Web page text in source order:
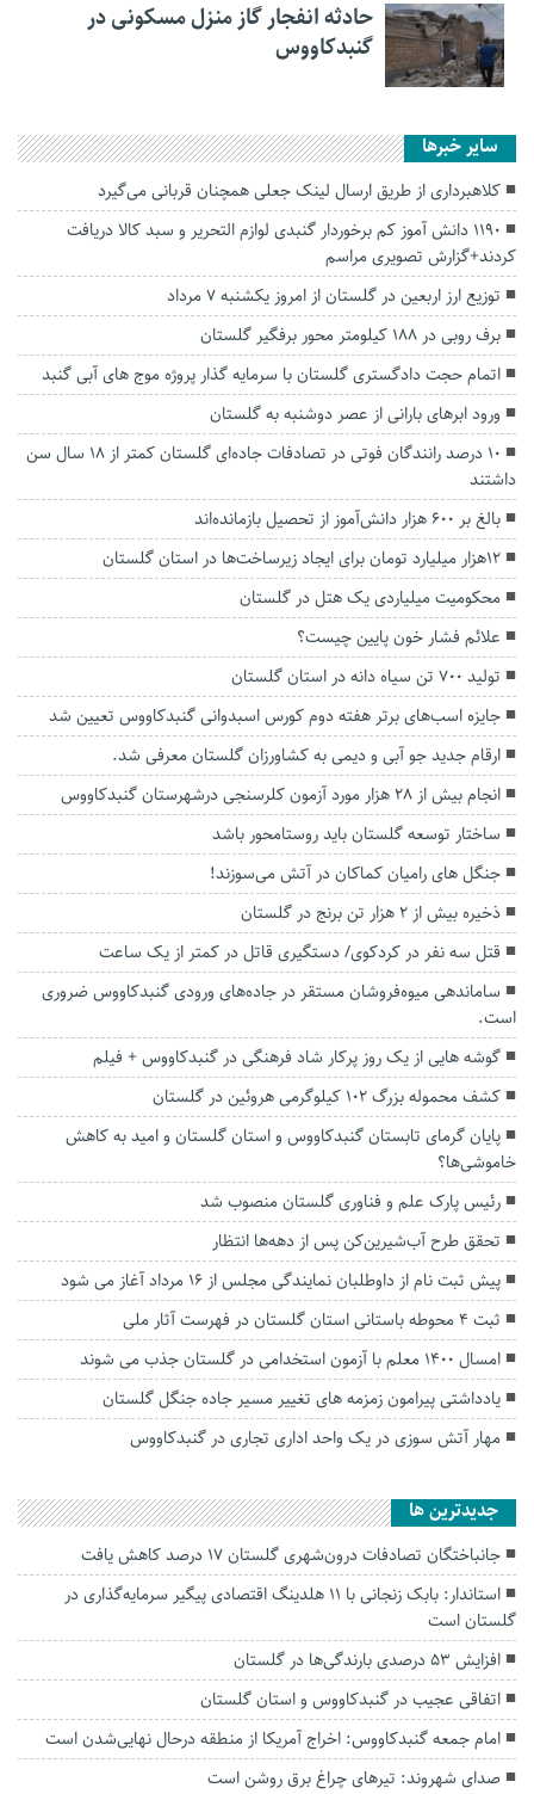
حادثه انفجار گاز منزل مسکونی در
گنبدکاووس
سایر خبرها
کلاهبرداری از طریق ارسال لینک جعلی همچنان قربانی می‌گیرد
1190 دانش آموز کم برخوردار گنبدی لوازم التحریر و سبد کالا دریافت
کردند+گزارش تصویری مراسم
توزیع ارز اربعین در گلستان از امروز یکشنبه ۷ مرداد
برف روبی در ۱۸۸ کیلومتر محور برفگیر گلستان
اتمام حجت دادگستری گلستان با سرمایه گذار پروژه موج های آبی گنبد
ورود ابر‌های بارانی از عصر دوشنبه به گلستان
۱۰ درصد رانندگان فوتی در تصادفات جاده‌ای گلستان کمتر از ۱۸ سال سن
داشتند
بالغ بر ۶۰۰ هزار دانش‌آموز از تحصیل بازمانده‌اند
۱۲هزار میلیارد تومان برای ایجاد زیرساخت‌ها در استان گلستان
محکومیت میلیاردی یک هتل در گلستان
علائم فشار خون پایین چیست؟
تولید ۷۰۰ تن سیاه دانه در استان گلستان
جایزه اسب‌های برتر هفته دوم کورس اسبدوانی گنبدکاووس تعیین شد
ارقام جدید جو آبی و دیمی به کشاورزان گلستان معرفی شد.
انجام بیش از ۲۸ هزار مورد آزمون کلرسنجی درشهرستان گنبدکاووس
ساختار توسعه گلستان باید روستامحور باشد
جنگل های رامیان کماکان در آتش می‌سوزند!
ذخیره بیش از ۲ هزار تن برنج در گلستان
قتل سه نفر در کردکوی/ دستگیری قاتل در کمتر از یک ساعت
ساماندهی میوه‌فروشان مستقر در جاده‌های ورودی گنبدکاووس ضروری
است.
گوشه هایی از یک روز پرکار شاد فرهنگی در گنبدکاووس + فیلم
کشف محموله بزرگ ۱۰۲ کیلوگرمی هروئین در گلستان
پایان گرمای تابستان گنبدکاووس و استان گلستان و امید به کاهش
خاموشی‌ها؟
رئیس پارک علم و فناوری گلستان منصوب شد
تحقق طرح آب‌شیرین‌کن پس از دهه‌ها انتظار
پیش ثبت نام از داوطلبان نمایندگی مجلس از ۱۶ مرداد آغاز می شود
ثبت ۴ محوطه باستانی استان گلستان در فهرست آثار ملی
امسال ۱۴۰۰ معلم با آزمون استخدامی در گلستان جذب می شوند
یادداشتی پیرامون زمزمه های‌ تغییر مسیر‌ جاده جنگل گلستان‌
مهار آتش سوزی در یک واحد اداری تجاری در گنبدکاووس
جديدترين ها
جانباختگان تصادفات درون‌شهری گلستان ۱۷ درصد کاهش یافت
استاندار: بابک زنجانی با ۱۱ هلدینگ اقتصادی پیگیر سرمایه‌گذاری در
گلستان است
افزایش ۵۳ درصدی بارندگی‌ها در گلستان
اتفاقی عجیب در‌ گنبدکاووس و استان گلستان
امام جمعه گنبدکاووس: اخراج آمریکا از منطقه درحال نهایی‌شدن است
صدای شهروند: تیرهای چراغ برق روشن است